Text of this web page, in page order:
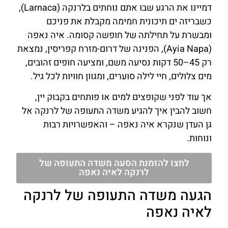
דמיינו את הרגע שבו אתם נוחתים בלרנקה (Larnaca),
כשבריזה ים תיכונית חמימה מקבלת את פניכם
ומבשרת על תחילתה של חופשה קסומה. איה נאפה
(Ayia Napa), הפנינה של דרום-מזרח קפריסין, נמצאת
רק 45–50 דקות נסיעה משם, ומציעה חופים זהובים,
מים צלולים, חיי לילה סוערים, ומגוון חוויות לכל גיל.
אך עוד לפני שקופצים למים או פותחים בקבוק יין,
חשוב להבין איך להגיע משדה התעופה של לרנקה אל
גן העדן שנקרא איה נאפה – והאפשרויות רבות
ונוחות.
לחצו להזמנת הסעה משדה התעופה של
לרנקה לאיה נאפה
הגעה משדה התעופה של לרנקה
לאיה נאפה